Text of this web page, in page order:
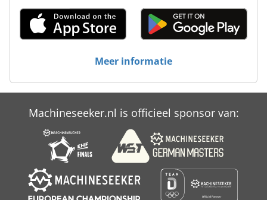
Meer informatie
Machineseeker.nl is officieel sponsor van: